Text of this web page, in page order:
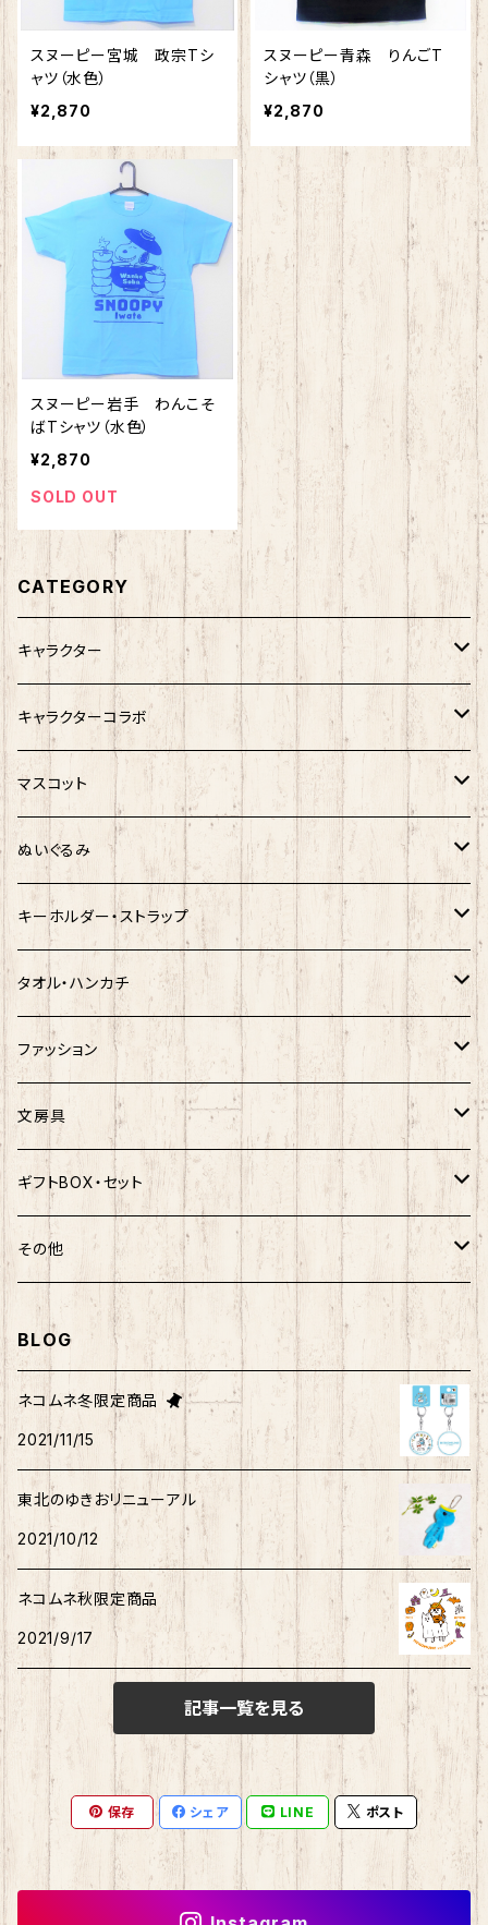
スヌーピー宮城 政宗Tシ
ャツ（水色）
¥2,870
スヌーピー青森 りんごT
シャツ（黒）
¥2,870
スヌーピー岩手 わんこそ
ばTシャツ（水色）
¥2,870
SOLD OUT
CATEGORY
キャラクター
サンリオキャラクター
キティ
シナモロール
クロミ
ハンギョドン
ぐでたま
ポムポムプリン
ポチャッコ
ばつ丸
けろっぴ
タキシードサム
こぎみゅん
ウィッシュミーメル
リトルツインスターズ
あひるのペックル
おさるのもんきち
マロンクリーム
みんなのたあ坊
コロコロくりりん
ネコムネandシバ
モケケ
ゆきお
ホヤぼーや
ご当地ベア
スヌーピー
赤べこ・ガラガラべこ
マッチョシリーズ
もちシリーズ
旅するマメしば
旅カワウソ・しばいぬ
むすび丸
秋田犬
ご当地ハムスター
しばっころ
ポプテピピック
わさお
キャラクターコラボ
サンリオ×おえかきさん
新幹線×ご当地ベア
サンリオ×ネコムネandシバ
楽天ゴールデンイーグルス×ネコムネandシバ
楽天ゴールデンイーグルス×おえかきさん
楽天ゴールデンイーグルス×ご当地ベア
ネコムネandシバ×鳥獣戯画
楽天ゴールデンイーグルス×もちシリーズ
サンリオ×ご当地ベア
マスコット
ゆきお
モケケ
ご当地ベア
秋田犬
しばっころ
わさお
むすび丸
ホヤぼーや
キティ
ネコムネandシバ
ご当地ハムスター
ぬいぐるみ
ホヤぼーや
その他
ご当地ベア
秋田犬
しばっころ
わさお
むすび丸
ネコムネandシバ
キーホルダー・ストラップ
ポプテピピック
ホヤぼーや
スヌーピー
秋田犬
わさお
むすび丸
ネコムネ
ゆきお
おそ松さん
サンリオキャラクター他
タオル・ハンカチ
ホヤぼーや
秋田犬
キティ
むすび丸
ミニオン
わさお
ネコムネandシバ
ファッション
Tシャツ
ネクタイ
靴下
ルームシューズ
パーカー・トレーナー
文房具
ボールペン
マグネット
クリアファイル
ステッカー
ピンバッチ
御朱印帳
ノート
缶バッチ
消しゴム
スライド缶
しおり
ギフトBOX・セット
福袋
その他
トートバック
その他雑貨
ホヤぼーや
ボクサーパンツ
マスク
アクリルスタンド
BLOG
ネコムネ冬限定商品
2021/11/15
東北のゆきおリニューアル
2021/10/12
ネコムネ秋限定商品
2021/9/17
記事一覧を見る
保存 シェア LINE ポスト